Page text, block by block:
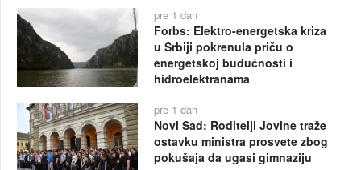
pre 1 dan
Forbs: Elektro-energetska kriza
u Srbiji pokrenula priču o
energetskoj budućnosti i
hidroelektranama
pre 1 dan
Novi Sad: Roditelji Jovine traže
ostavku ministra prosvete zbog
pokušaja da ugasi gimnaziju